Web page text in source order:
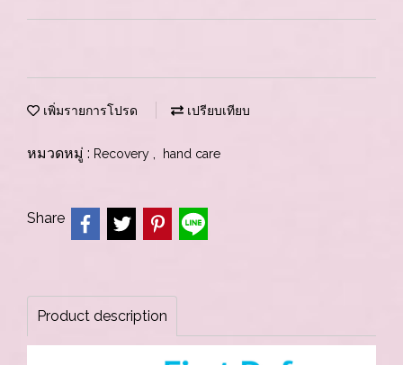
เพิ่มรายการโปรด เปรียบเทียบ
หมวดหมู่ : Recovery , hand care
Share
Product description